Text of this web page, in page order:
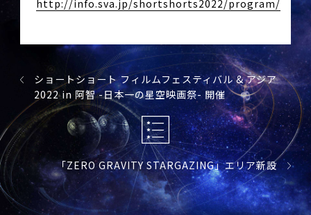
http://info.sva.jp/shortshorts2022/program/
ショートショート フィルムフェスティバル & アジア
2022 in 阿智 -日本一の星空映画祭- 開催
「ZERO GRAVITY STARGAZING」エリア新設